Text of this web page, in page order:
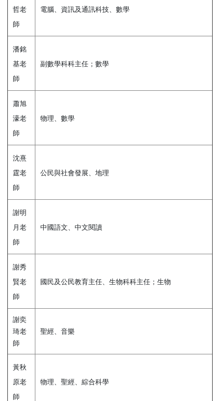
哲老
師
電腦、資訊及通訊科技、數學
潘銘
基老
師
副數學科科主任；數學
蕭旭
濠老
師
物理、數學
沈熹
霆老
師
公民與社會發展、地理
謝明
月老
師
中國語文、中文閱讀
謝秀
賢老
師
國民及公民教育主任、生物科科主任；生物
謝奕
琦老
師
聖經、音樂
黃秋
原老
師
物理、聖經、綜合科學